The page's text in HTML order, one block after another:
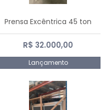
Prensa Excêntrica 45 ton
R$ 32.000,00
Lançamento